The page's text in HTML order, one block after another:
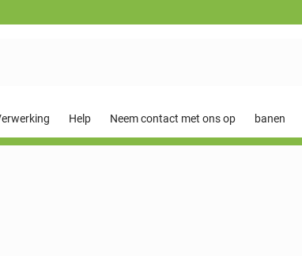
Help Neem contact met ons op banen